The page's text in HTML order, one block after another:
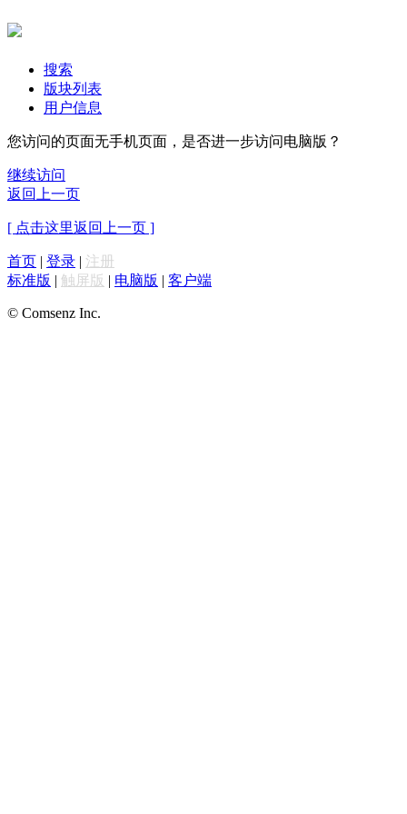
搜索
版块列表
用户信息
您访问的页面无手机页面，是否进一步访问电脑版？
继续访问
返回上一页
[ 点击这里返回上一页 ]
首页 | 登录 | 注册
标准版 | 触屏版 | 电脑版 | 客户端
© Comsenz Inc.